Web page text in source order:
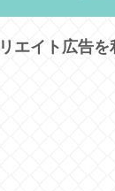
イト広告を